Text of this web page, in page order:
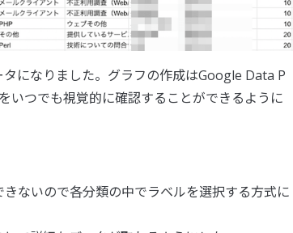
になりました。グラフの作成はGoogle Data P
つでも視覚的に確認することができるように
ないので各分類の中でラベルを選択する方式に